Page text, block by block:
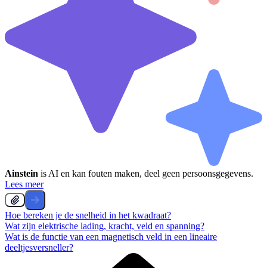
Ainstein is AI en kan fouten maken, deel geen persoonsgegevens.
Lees meer
Hoe bereken je de snelheid in het kwadraat?
Wat zijn elektrische lading, kracht, veld en spanning?
Wat is de functie van een magnetisch veld in een lineaire
deeltjesversneller?